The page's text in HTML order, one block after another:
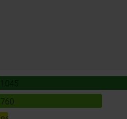
1045
Bewertungen
760
Bewertungen